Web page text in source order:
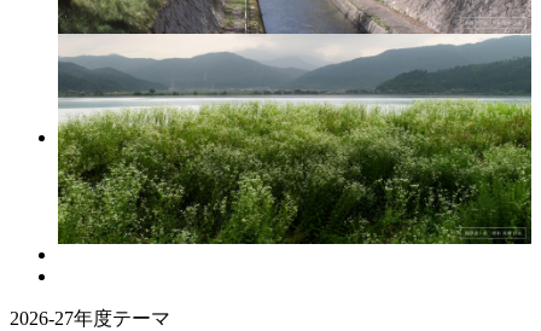
2026-27年度テーマ